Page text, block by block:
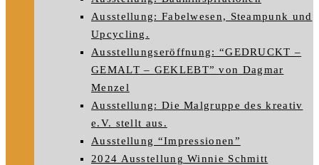
Ausstellung: Fabelwesen, Steampunk und
Upcycling.
Ausstellungseröffnung: “GEDRUCKT –
GEMALT – GEKLEBT” von Dagmar
Menzel
Ausstellung: Die Malgruppe des kreativ
e.V. stellt aus.
Ausstellung “Impressionen”
2024 Ausstellung Winnie Schmitt